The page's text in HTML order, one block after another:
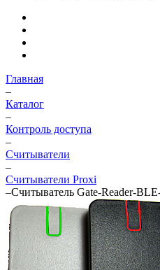
Главная
–
Каталог
–
Контроль доступа
–
Считыватели
–
Считыватели Proxi
–Считыватель Gate-Reader-